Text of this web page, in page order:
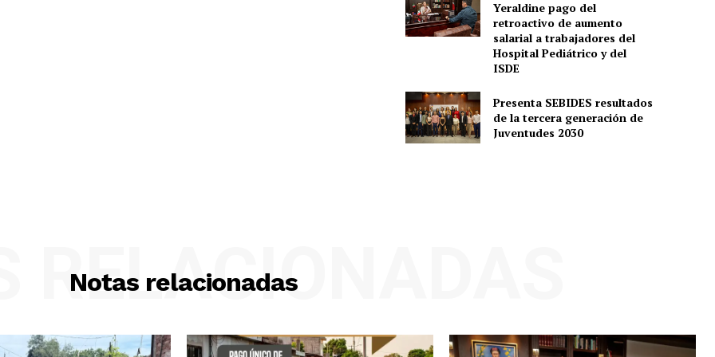
Yeraldine pago del
retroactivo de aumento
salarial a trabajadores del
Hospital Pediátrico y del
ISDE
Presenta SEBIDES resultados
de la tercera generación de
Juventudes 2030
Notas relacionadas
RELACIONADAS